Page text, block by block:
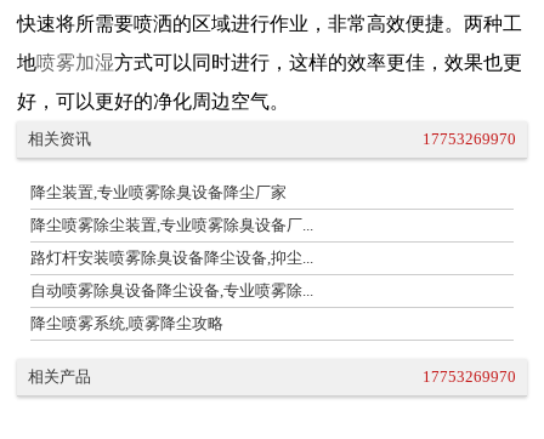
快速将所需要喷洒的区域进行作业，非常高效便捷。两种工
地喷雾加湿方式可以同时进行，这样的效率更佳，效果也更
好，可以更好的净化周边空气。
相关资讯 17753269970
降尘装置,专业喷雾除臭设备降尘厂家
降尘喷雾除尘装置,专业喷雾除臭设备厂...
路灯杆安装喷雾除臭设备降尘设备,抑尘...
自动喷雾除臭设备降尘设备,专业喷雾除...
降尘喷雾系统,喷雾降尘攻略
相关产品 17753269970